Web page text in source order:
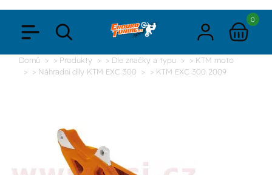
0
Domů > Produkty > Dle značky a typu
> KTM moto
> Náhradní díly KTM EXC 300
> KTM EXC 300 2009